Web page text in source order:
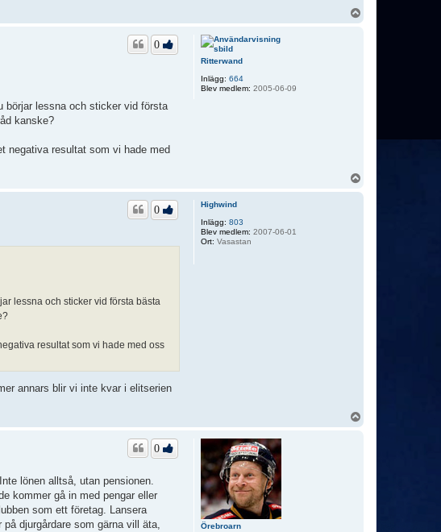
Ritterwand
Inlägg: 664
Blev medlem: 2005-06-09
0
börjar lessna och sticker vid första
kanske?
negativa resultat som vi hade med
Highwind
Inlägg: 803
Blev medlem: 2007-06-01
Ort: Vasastan
0
lessna och sticker vid första bästa
resultat som vi hade med oss
annars blir vi inte kvar i elitserien
Örebroarn
0
lönen alltså, utan pensionen.
kommer gå in med pengar eller
som ett företag. Lansera
djurgårdare som gärna vill äta,